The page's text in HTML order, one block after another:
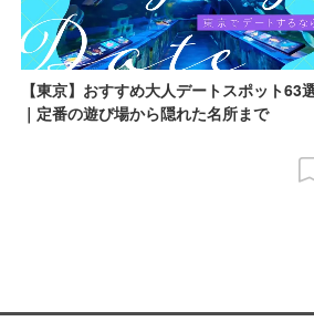
【東京】おすすめ大人デートスポット63
｜定番の遊び場から隠れた名所まで